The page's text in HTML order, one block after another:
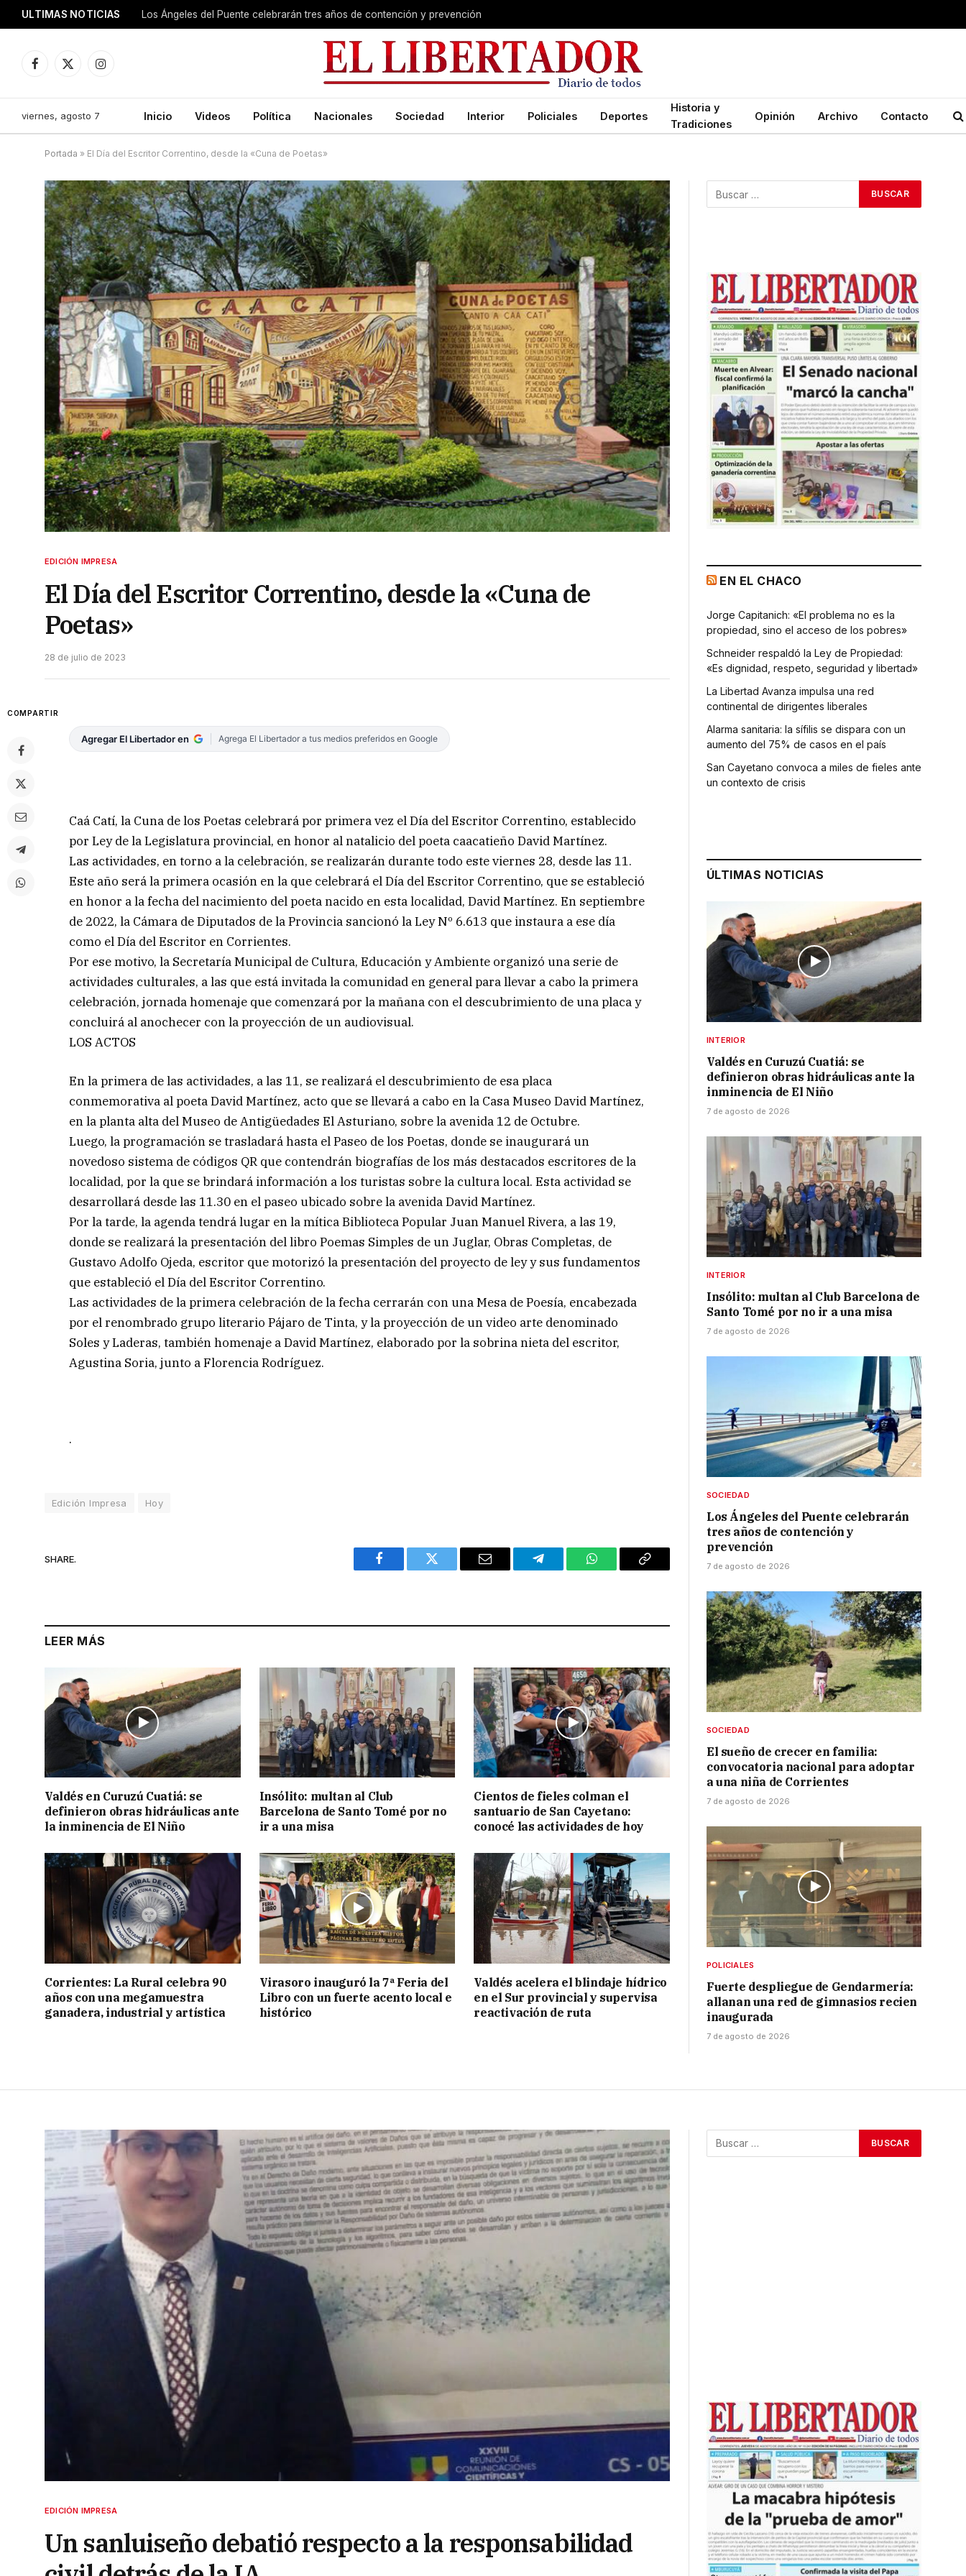
ULTIMAS NOTICIAS Los Ángeles del Puente celebrarán tres años de contención y prevención
Facebook
X
Instagram
viernes, agosto 7 Inicio Videos Política Nacionales Sociedad Interior Policiales Deportes
Historia y
Tradiciones
Opinión Archivo Contacto
Portada » El Día del Escritor Correntino, desde la «Cuna de Poetas»
EDICIÓN IMPRESA
El Día del Escritor Correntino, desde la «Cuna de
Poetas»
28 de julio de 2023
COMPARTIR
Agregar El Libertador en Agrega El Libertador a tus medios preferidos en Google
Caá Catí, la Cuna de los Poetas celebrará por primera vez el Día del Escritor Correntino, establecido
por Ley de la Legislatura provincial, en honor al natalicio del poeta caacatieño David Martínez.
Las actividades, en torno a la celebración, se realizarán durante todo este viernes 28, desde las 11.
Este año será la primera ocasión en la que celebrará el Día del Escritor Correntino, que se estableció
en honor a la fecha del nacimiento del poeta nacido en esta localidad, David Martínez. En septiembre
de 2022, la Cámara de Diputados de la Provincia sancionó la Ley Nº 6.613 que instaura a ese día
como el Día del Escritor en Corrientes.
Por ese motivo, la Secretaría Municipal de Cultura, Educación y Ambiente organizó una serie de
actividades culturales, a las que está invitada la comunidad en general para llevar a cabo la primera
celebración, jornada homenaje que comenzará por la mañana con el descubrimiento de una placa y
concluirá al anochecer con la proyección de un audiovisual.
LOS ACTOS
En la primera de las actividades, a las 11, se realizará el descubrimiento de esa placa
conmemorativa al poeta David Martínez, acto que se llevará a cabo en la Casa Museo David Martínez,
en la planta alta del Museo de Antigüedades El Asturiano, sobre la avenida 12 de Octubre.
Luego, la programación se trasladará hasta el Paseo de los Poetas, donde se inaugurará un
novedoso sistema de códigos QR que contendrán biografías de los más destacados escritores de la
localidad, por la que se brindará información a los turistas sobre la cultura local. Esta actividad se
desarrollará desde las 11.30 en el paseo ubicado sobre la avenida David Martínez.
Por la tarde, la agenda tendrá lugar en la mítica Biblioteca Popular Juan Manuel Rivera, a las 19,
donde se realizará la presentación del libro Poemas Simples de un Juglar, Obras Completas, de
Gustavo Adolfo Ojeda, escritor que motorizó la presentación del proyecto de ley y sus fundamentos
que estableció el Día del Escritor Correntino.
Las actividades de la primera celebración de la fecha cerrarán con una Mesa de Poesía, encabezada
por el renombrado grupo literario Pájaro de Tinta, y la proyección de un video arte denominado
Soles y Laderas, también homenaje a David Martínez, elaborado por la sobrina nieta del escritor,
Agustina Soria, junto a Florencia Rodríguez.
.
Edición Impresa Hoy
SHARE.
Facebook Twitter Email Telegram WhatsAppCopy
LEER MÁS
Valdés en Curuzú Cuatiá: se
definieron obras hidráulicas ante
la inminencia de El Niño
Insólito: multan al Club
Barcelona de Santo Tomé por no
ir a una misa
Cientos de fieles colman el
santuario de San Cayetano:
conocé las actividades de hoy
Corrientes: La Rural celebra 90
años con una megamuestra
ganadera, industrial y artística
Virasoro inauguró la 7ª Feria del
Libro con un fuerte acento local e
histórico
Valdés acelera el blindaje hídrico
en el Sur provincial y supervisa
reactivación de ruta
EN EL CHACO
Jorge Capitanich: «El problema no es la
propiedad, sino el acceso de los pobres»
Schneider respaldó la Ley de Propiedad:
«Es dignidad, respeto, seguridad y libertad»
La Libertad Avanza impulsa una red
continental de dirigentes liberales
Alarma sanitaria: la sífilis se dispara con un
aumento del 75% de casos en el país
San Cayetano convoca a miles de fieles ante
un contexto de crisis
ÚLTIMAS NOTICIAS
INTERIOR
Valdés en Curuzú Cuatiá: se
definieron obras hidráulicas ante la
inminencia de El Niño
7 de agosto de 2026
INTERIOR
Insólito: multan al Club Barcelona de
Santo Tomé por no ir a una misa
7 de agosto de 2026
SOCIEDAD
Los Ángeles del Puente celebrarán
tres años de contención y
prevención
7 de agosto de 2026
SOCIEDAD
El sueño de crecer en familia:
convocatoria nacional para adoptar
a una niña de Corrientes
7 de agosto de 2026
POLICIALES
Fuerte despliegue de Gendarmería:
allanan una red de gimnasios recien
inaugurada
7 de agosto de 2026
EDICIÓN IMPRESA
Un sanluiseño debatió respecto a la responsabilidad